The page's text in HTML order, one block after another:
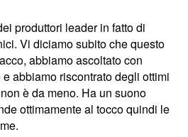
produttori leader in fatto di
Vi diciamo subito che questo
abbiamo ascoltato con
abbiamo riscontrato degli ottimi
è da meno. Ha un suono
ottimamente al tocco quindi le